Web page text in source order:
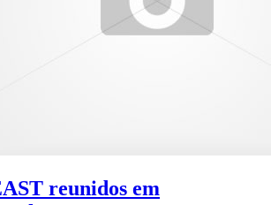
reunidos em